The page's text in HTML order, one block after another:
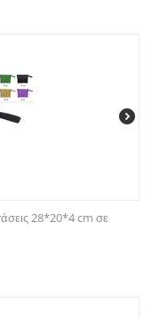
28*20*4 cm σε